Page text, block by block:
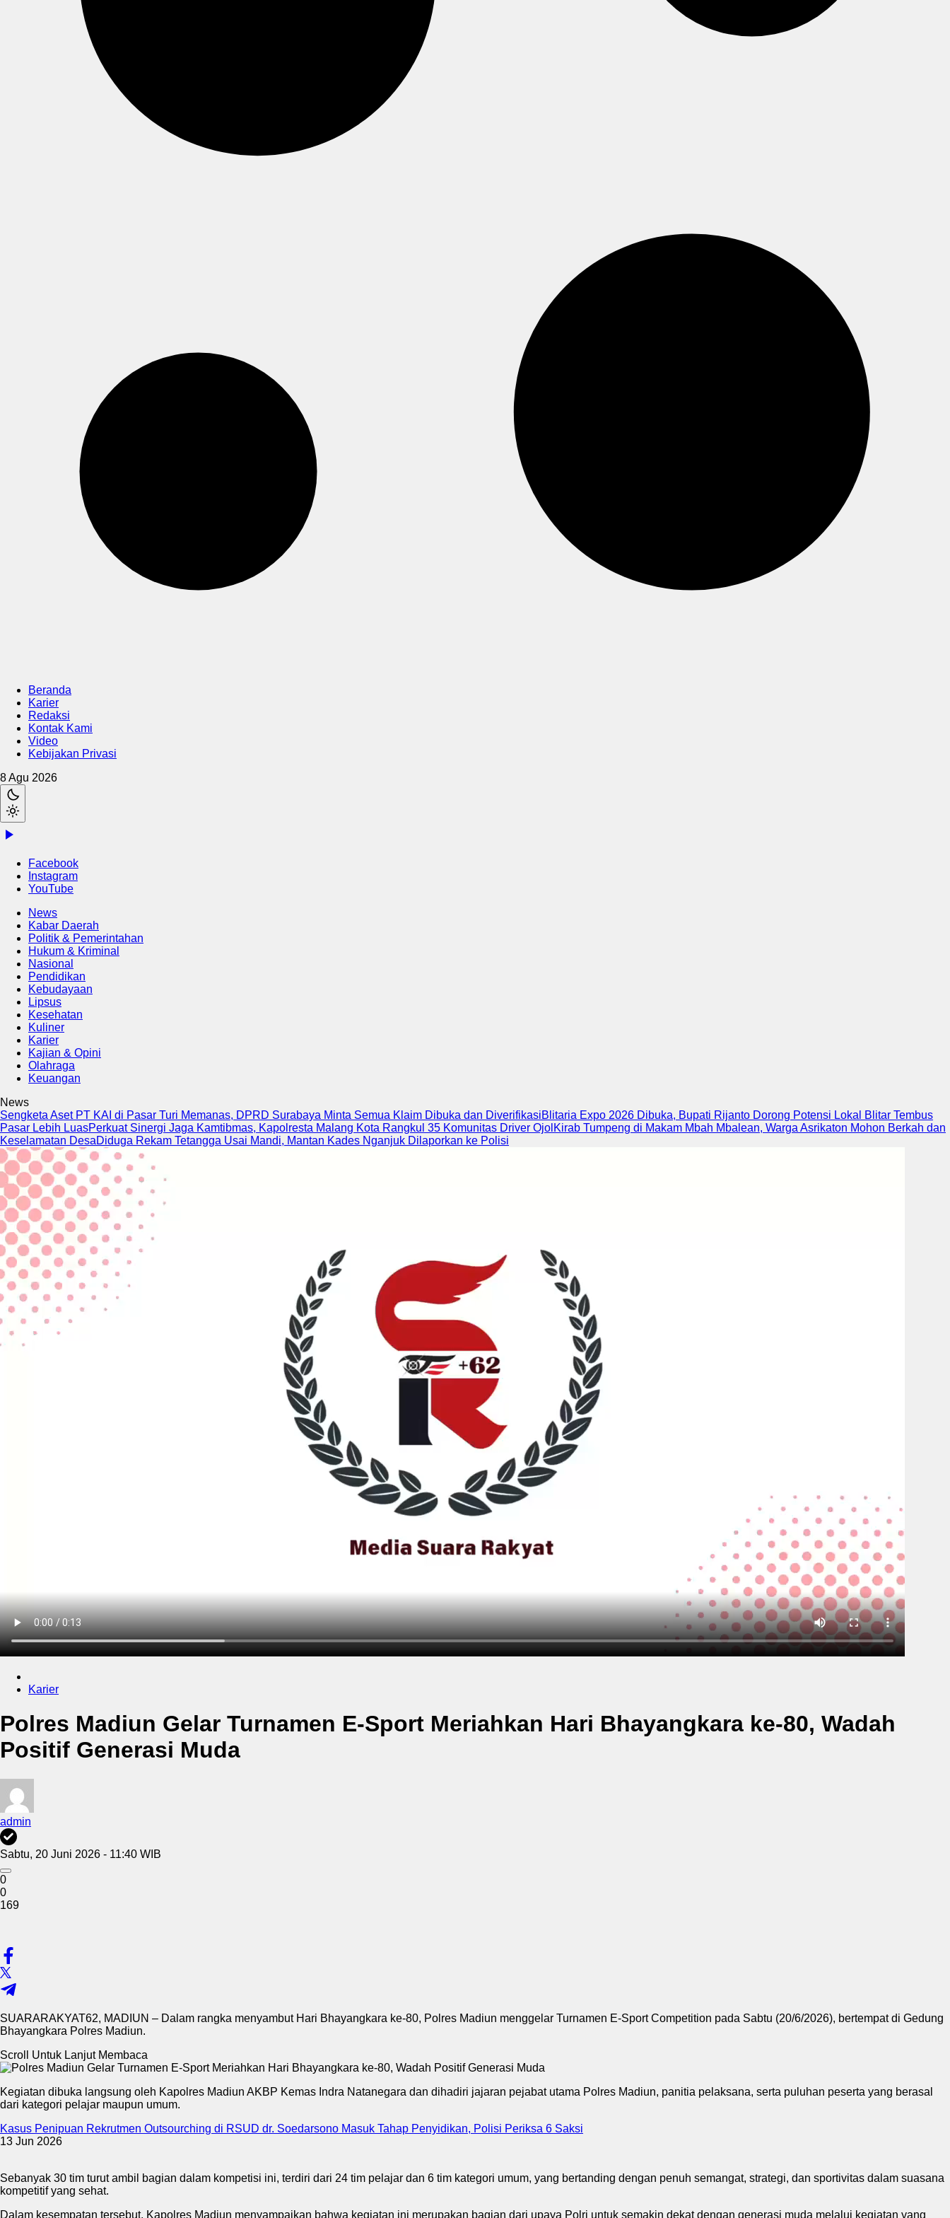
Beranda
Karier
Redaksi
Kontak Kami
Video
Kebijakan Privasi
8 Agu 2026
Facebook
Instagram
YouTube
News
Kabar Daerah
Politik & Pemerintahan
Hukum & Kriminal
Nasional
Pendidikan
Kebudayaan
Lipsus
Kesehatan
Kuliner
Karier
Kajian & Opini
Olahraga
Keuangan
News
Sengketa Aset PT KAI di Pasar Turi Memanas, DPRD Surabaya Minta Semua Klaim Dibuka dan DiverifikasiBlitaria Expo 2026 Dibuka, Bupati Rijanto Dorong Potensi Lokal Blitar Tembus
Pasar Lebih LuasPerkuat Sinergi Jaga Kamtibmas, Kapolresta Malang Kota Rangkul 35 Komunitas Driver Ojol Kirab Tumpeng di Makam Mbah Mbalean, Warga Asrikaton Mohon Berkah dan
Keselamatan DesaDiduga Rekam Tetangga Usai Mandi, Mantan Kades Nganjuk Dilaporkan ke Polisi
Karier
Polres Madiun Gelar Turnamen E-Sport Meriahkan Hari Bhayangkara ke-80, Wadah
Positif Generasi Muda
admin
Sabtu, 20 Juni 2026 - 11:40 WIB
0
0
169
SUARARAKYAT62, MADIUN – Dalam rangka menyambut Hari Bhayangkara ke-80, Polres Madiun menggelar Turnamen E-Sport Competition pada Sabtu (20/6/2026), bertempat di Gedung
Bhayangkara Polres Madiun.
Scroll Untuk Lanjut Membaca
Kegiatan dibuka langsung oleh Kapolres Madiun AKBP Kemas Indra Natanegara dan dihadiri jajaran pejabat utama Polres Madiun, panitia pelaksana, serta puluhan peserta yang berasal
dari kategori pelajar maupun umum.
Kasus Penipuan Rekrutmen Outsourching di RSUD dr. Soedarsono Masuk Tahap Penyidikan, Polisi Periksa 6 Saksi
13 Jun 2026
Sebanyak 30 tim turut ambil bagian dalam kompetisi ini, terdiri dari 24 tim pelajar dan 6 tim kategori umum, yang bertanding dengan penuh semangat, strategi, dan sportivitas dalam suasana
kompetitif yang sehat.
Dalam kesempatan tersebut, Kapolres Madiun menyampaikan bahwa kegiatan ini merupakan bagian dari upaya Polri untuk semakin dekat dengan generasi muda melalui kegiatan yang